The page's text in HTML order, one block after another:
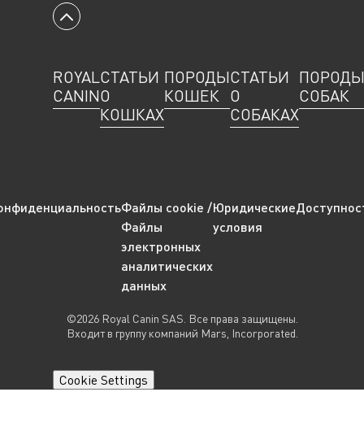
Вернуться к началу
ROYAL
CANIN
СТАТЬИ
О
КОШКАХ
ПОРОДЫ
КОШЕК
СТАТЬИ
О
СОБАКАХ
ПОРОДЫ
СОБАК
Файлы cookie /
Файлы
электронных
аналитических
данных
Юридические
условия
©2026 Royal Canin SAS. Все права защищены.
Входит в группу компаний Mars, Incorporated.
Cookie Settings